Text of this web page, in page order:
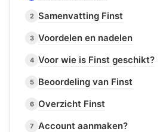
2 Samenvatting Finst
3 Voordelen en nadelen
4 Voor wie is Finst geschikt?
5 Beoordeling van Finst
6 Overzicht Finst
7 Account aanmaken?